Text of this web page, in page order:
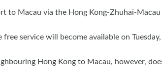
to Macau via the Hong Kong-Zhuhai-Macau
service will become available on
Hong Kong to Macau, however,